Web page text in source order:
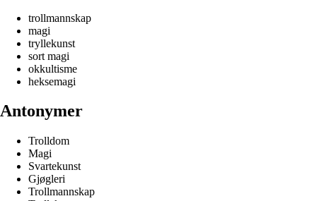
trollmannskap
magi
tryllekunst
sort magi
okkultisme
heksemagi
Antonymer
Trolldom
Magi
Svartekunst
Gjøgleri
Trollmannskap